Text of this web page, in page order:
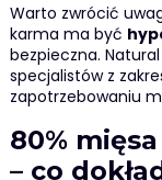
Warto zwrócić
karma ma być
bezpieczna.
specjalistów z
zapotrzebowaniu
80%
– co